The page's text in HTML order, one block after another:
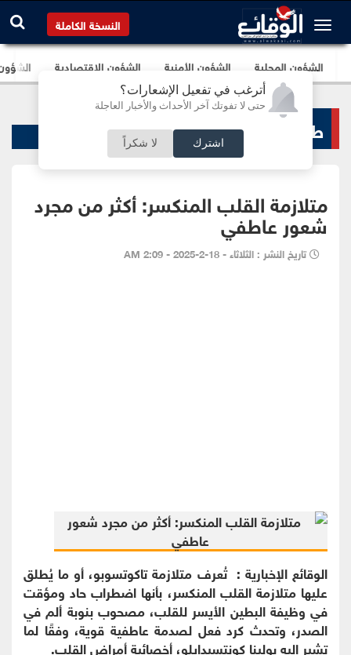
أترغب في تفعيل الإشعارات؟
حتى لا تفوتك آخر الأحداث والأخبار العاجلة
اشترك لا شكراً
النسخة الكاملة
الشؤون المحلية الشؤون الأمنية الشؤون الإقتصادية
طب و صحة
متلازمة القلب المنكسر: أكثر من مجرد
شعور عاطفي
تاريخ النشر : الثلاثاء - 18-2-2025 - 2:09 AM
الوقائع الإخبارية : تُعرف متلازمة تاكوتسوبو، أو ما يُطلق
عليها متلازمة القلب المنكسر، بأنها اضطراب حاد ومؤقت
في وظيفة البطين الأيسر للقلب، مصحوب بنوبة ألم في
الصدر، وتحدث كرد فعل لصدمة عاطفية قوية، وفقًا لما
تشير إليه بولينا كونتسيدايلو، أخصائية أمراض القلب.